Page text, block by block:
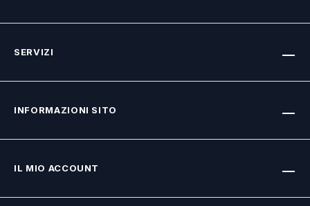
SERVIZI
INFORMAZIONI SITO
IL MIO ACCOUNT